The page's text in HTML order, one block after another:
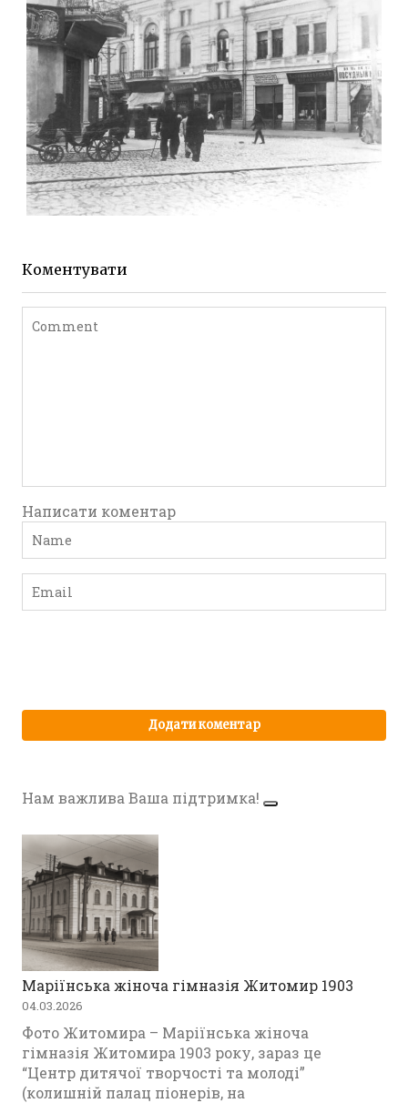
Leave a comment
ЖИТОМИР МИХАЙЛІВСЬКА 1903 РОКУ
Коментувати
Написати коментар
Нам важлива Ваша підтримка!
Маріїнська жіноча гімназія Житомир 1903
04.03.2026
Фото Житомира – Маріїнська жіноча
гімназія Житомира 1903 року, зараз це
“Центр дитячої творчості та молоді”
(колишній палац піонерів, на